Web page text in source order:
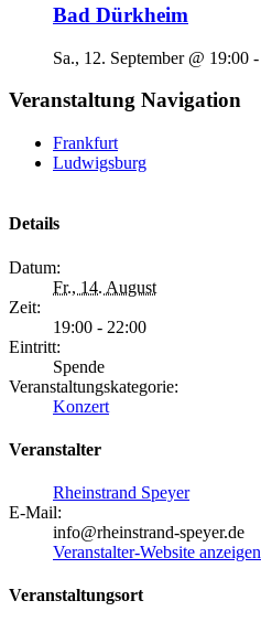
Bad Dürkheim
Sa., 12. September @ 19:00 -
Veranstaltung Navigation
Frankfurt
Ludwigsburg
Details
Datum:
Fr., 14. August
Zeit:
19:00 - 22:00
Eintritt:
Spende
Veranstaltungskategorie:
Konzert
Veranstalter
Rheinstrand Speyer
E-Mail:
info@rheinstrand-speyer.de
Veranstalter-Website anzeigen
Veranstaltungsort